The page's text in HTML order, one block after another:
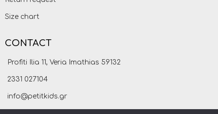
Size chart
CONTACT
Profiti Ilia 11, Veria Imathias 59132
2331 027104
info@petitkids.gr